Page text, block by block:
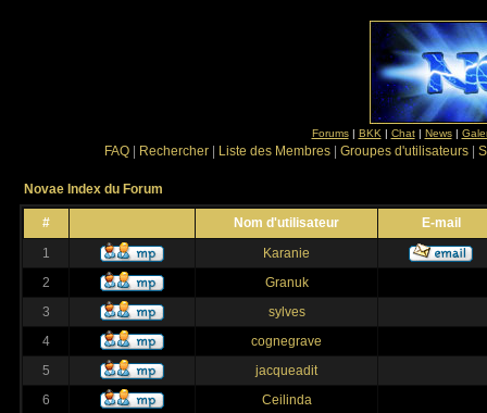
Forums| BKK | Chat| News|
FAQ Rechercher Liste des Membres Groupes d'utilisateurs
Novae Index du Forum
# Nom d'utilisateur
E-mail
1
Karanie
2
Granuk
3
sylves
4
cognegrave
5
jacqueadit
6
Ceilinda